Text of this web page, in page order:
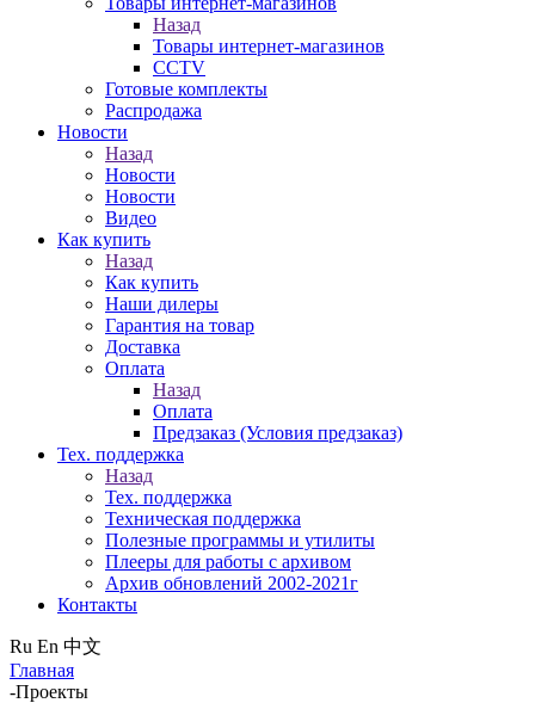
Назад
Товары интернет-магазинов
CCTV
Готовые комплекты
Распродажа
Новости
Назад
Новости
Новости
Видео
Как купить
Назад
Как купить
Наши дилеры
Гарантия на товар
Доставка
Оплата
Назад
Оплата
Предзаказ (Условия предзаказ)
Тех. поддержка
Назад
Тех. поддержка
Техническая поддержка
Полезные программы и утилиты
Плееры для работы с архивом
Архив обновлений 2002-2021г
Контакты
Ru En 中文
Главная
-Проекты